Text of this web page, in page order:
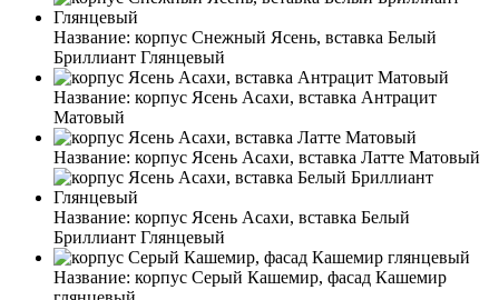
Название: корпус Снежный Ясень, вставка Белый
Бриллиант Глянцевый
Название: корпус Ясень Асахи, вставка Антрацит
Матовый
Название: корпус Ясень Асахи, вставка Латте Матовый
Название: корпус Ясень Асахи, вставка Белый
Бриллиант Глянцевый
Название: корпус Серый Кашемир, фасад Кашемир